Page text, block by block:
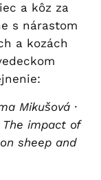
a kôz za
s nárastom
a kozách
Mikušová ·
The impact of
sheep and